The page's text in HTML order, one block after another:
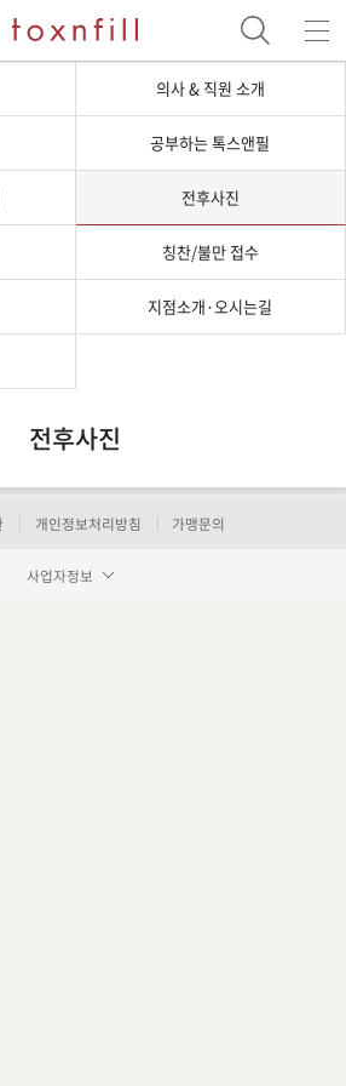
의사 & 직원 소개
공부하는 톡스앤필
전후사진
칭찬/불만 접수
지점소개·오시는길
전후사진
개인정보처리방침 가맹문의
사업자정보